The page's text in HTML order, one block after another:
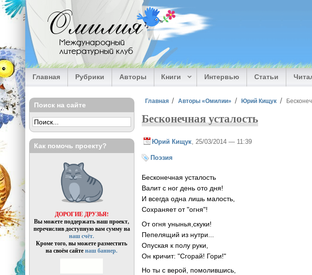
Перейти к основному содержанию
Омилия
Международный
литературный клуб
Главная Рубрики Авторы Книги Интервью Статьи
Вы здесь
Главная Авторы «Омилии» Юрий Кищук
Бесконечная усталость
Юрий Кищук , 25/03/2014 — 11:39
Поэзия
Бесконечная усталость
Валит с ног день ото дня!
И всегда одна лишь малость,
Сохраняет от "огня"!
От огня унынья,скуки!
Пепелящий из нутри...
Опуская к полу руки,
Он кричит: "Сгорай! Гори!"
Но ты с верой, помолившись,
Поиск на сайте
Как помочь проекту?
ДОРОГИЕ ДРУЗЬЯ!
Вы можете поддержать наш проект,
перечислив доступную вам сумму на
наш счёт.
Кроме того, вы можете разместить
на своём сайтенаш баннер.